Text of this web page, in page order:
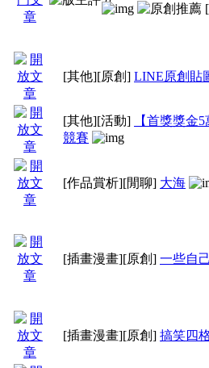
術 [活動]
小分類
[西 畫]：
彩、油畫、
[繪畫教
[作品賞
[
[其他][原創] LINE原創貼
[其他][活動]
【首獎獎金
競賽
[作品賞析][閒聊] 大海
[插畫漫畫][原創] 一些自
[插畫漫畫][原創] 搞笑四